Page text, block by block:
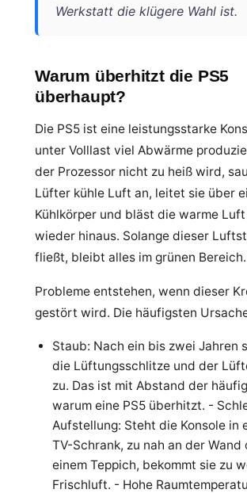
Werkstatt die klügere Wahl ist.
Warum überhitzt die PS5
überhaupt?
Die PS5 ist eine leistungsstarke
unter Volllast viel Abwärme
der Prozessor nicht zu heiß wird,
Lüfter kühle Luft an, leitet sie über
Kühlkörper und bläst die warme
wieder hinaus. Solange dieser
fließt, bleibt alles im grünen Bereich.
Probleme entstehen, wenn dieser
gestört wird. Die häufigsten
Staub: Nach ein bis zwei Jahren
die Lüftungsschlitze und der
zu. Das ist mit Abstand der
warum eine PS5 überhitzt. -
Aufstellung: Steht die Konsole in
TV-Schrank, zu nah an der Wand
einem Teppich, bekommt sie zu
Frischluft. - Hohe